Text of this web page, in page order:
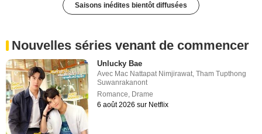
Saisons inédites bientôt diffusées
Nouvelles séries venant de commencer
Unlucky Bae
Avec Mac Nattapat Nimjirawat,Tham Tupthong
Suwanrakanont
Romance, Drame
6 août 2026 sur Netflix